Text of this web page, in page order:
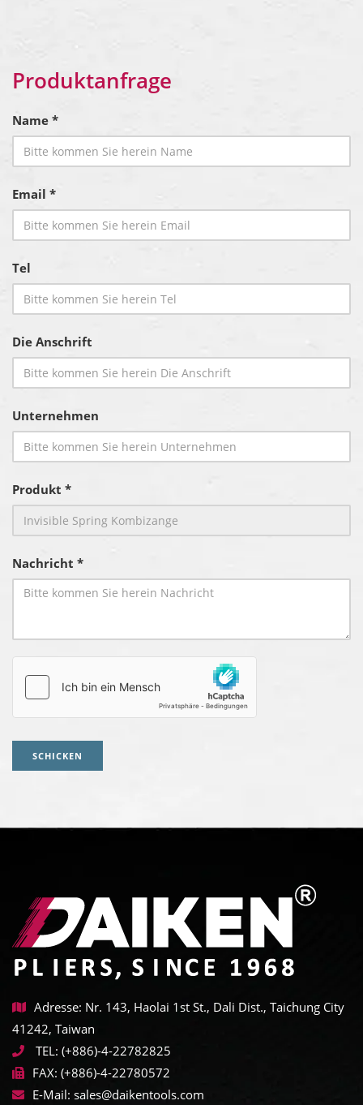
Produktanfrage
Name *
Email *
Tel
Die Anschrift
Unternehmen
Produkt *
Nachricht *
SCHICKEN
Adresse: Nr. 143, Haolai 1st St., Dali Dist., Taichung City
41242, Taiwan
TEL: (+886)-4-22782825
FAX: (+886)-4-22780572
E-Mail: sales@daikentools.com